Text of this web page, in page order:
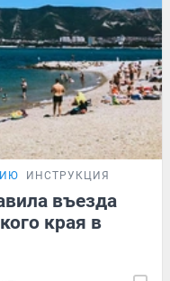
ИНСТРУКЦИЯ
въезда
края в